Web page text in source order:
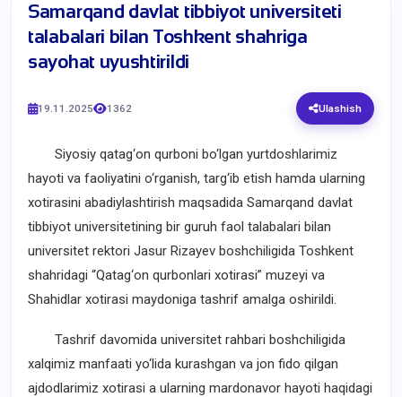
​Samarqand davlat tibbiyot universiteti
talabalari bilan Toshkent shahriga
sayohat uyushtirildi
19.11.2025 1362 Ulashish
Siyosiy qatag‘on qurboni bo‘lgan yurtdoshlarimiz
hayoti va faoliyatini o‘rganish, targ‘ib etish hamda ularning
xotirasini abadiylashtirish maqsadida Samarqand davlat
tibbiyot universitetining bir guruh faol talabalari bilan
universitet rektori Jasur Rizayev boshchiligida Toshkent
shahridagi “Qatag‘on qurbonlari xotirasi” muzeyi va
Shahidlar xotirasi maydoniga tashrif amalga oshirildi.
Tashrif davomida universitet rahbari boshchiligida
xalqimiz manfaati yo‘lida kurashgan va jon fido qilgan
ajdodlarimiz xotirasi a ularning mardonavor hayoti haqidagi